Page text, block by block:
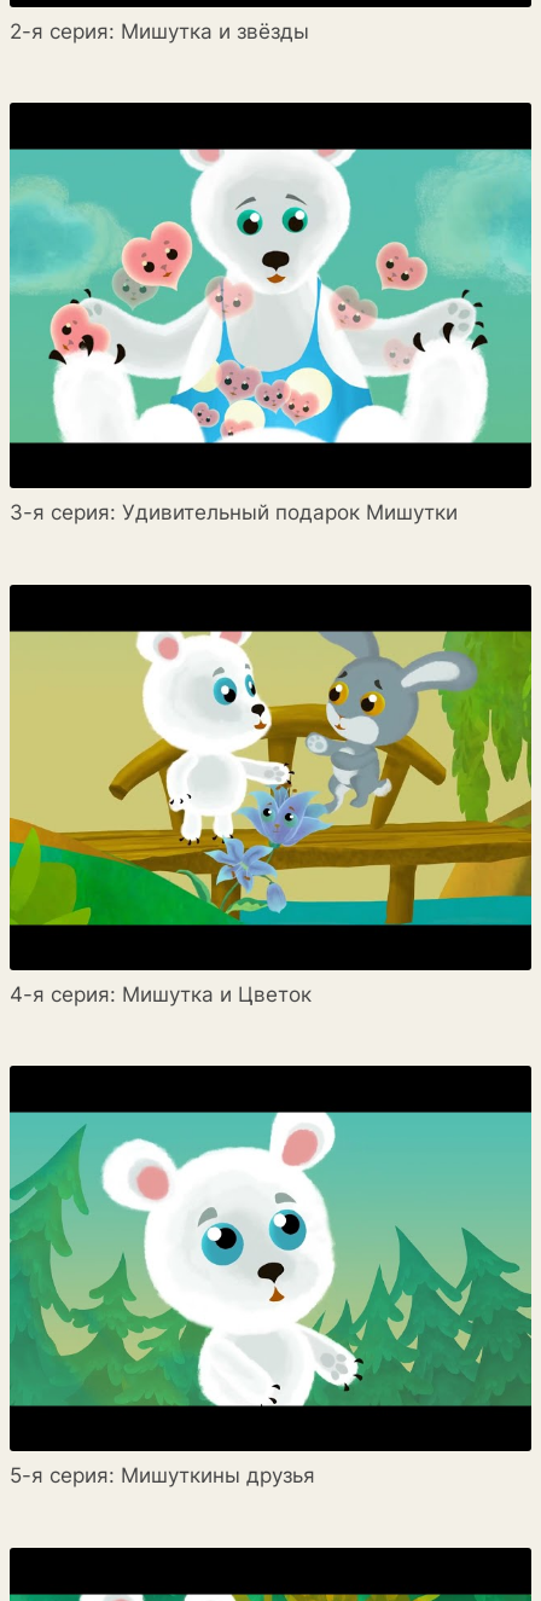
2-я серия: Мишутка и звёзды
3-я серия: Удивительный подарок Мишутки
4-я серия: Мишутка и Цветок
5-я серия: Мишуткины друзья